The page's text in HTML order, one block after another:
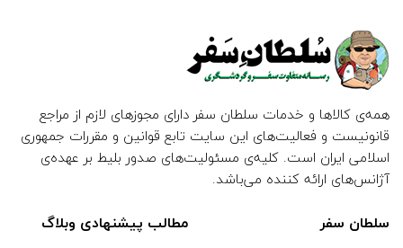
همه‌ی کالاها و خدمات سلطان سفر دارای مجوزهای لازم از مراجع
قانونیست و فعالیت‌های این سایت تابع قوانین و مقررات جمهوری
اسلامی ایران است. کلیه‌ی مسئولیت‌های صدور بلیط بر عهده‌ی
آژانس‌های ارائه کننده می‌باشد.
سلطان سفر مطالب پیشنهادی وبلاگ